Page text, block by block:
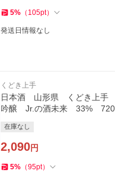
5% （ 105pt）
発送日情報なし
くどき上手
日本酒 山形県 くどき上手
吟醸 Jr.の酒未来 33%
在庫なし
2,090円
5% （95pt）